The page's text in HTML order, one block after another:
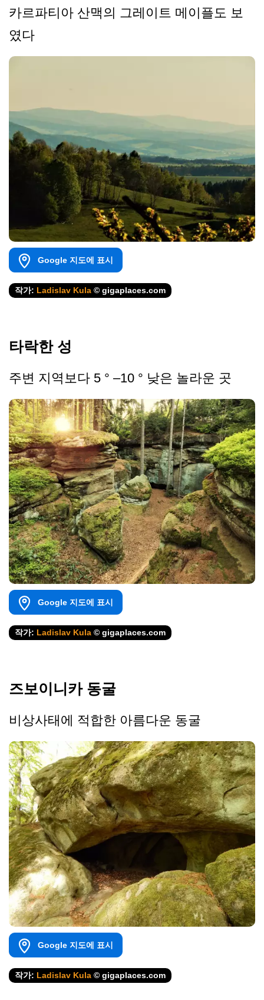
카르파티아 산맥의 그레이트 메이플도 보
였다
Google 지도에 표시
작가: Ladislav Kula © gigaplaces.com
타락한 성
주변 지역보다 5 ° –10 ° 낮은 놀라운 곳
Google 지도에 표시
작가: Ladislav Kula © gigaplaces.com
즈보이니카 동굴
비상사태에 적합한 아름다운 동굴
Google 지도에 표시
작가: Ladislav Kula © gigaplaces.com